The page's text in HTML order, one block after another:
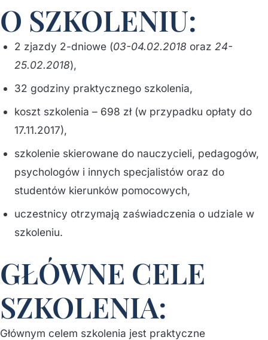
O SZKOLENIU:
2 zjazdy 2-dniowe (03-04.02.2018 oraz 24-
25.02.2018),
32 godziny praktycznego szkolenia,
koszt szkolenia – 698 zł (w przypadku opłaty do
17.11.2017),
szkolenie skierowane do nauczycieli, pedagogów,
psychologów i innych specjalistów oraz do
studentów kierunków pomocowych,
uczestnicy otrzymają zaświadczenia o udziale w
szkoleniu.
GŁÓWNE CELE
SZKOLENIA:
Głównym celem szkolenia jest praktyczne